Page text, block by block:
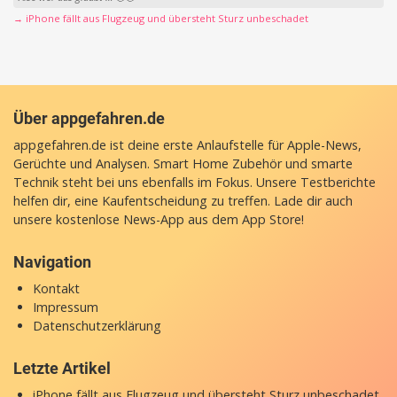
→ iPhone fällt aus Flugzeug und übersteht Sturz unbeschadet
Über appgefahren.de
appgefahren.de ist deine erste Anlaufstelle für Apple-News,
Gerüchte und Analysen. Smart Home Zubehör und smarte
Technik steht bei uns ebenfalls im Fokus. Unsere Testberichte
helfen dir, eine Kaufentscheidung zu treffen. Lade dir auch
unsere kostenlose News-App aus dem App Store!
Navigation
Kontakt
Impressum
Datenschutzerklärung
Letzte Artikel